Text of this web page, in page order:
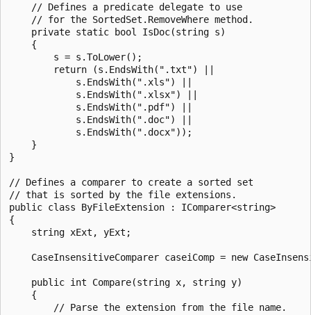
    // Defines a predicate delegate to use
    // for the SortedSet.RemoveWhere method.
    private static bool IsDoc(string s)
    {
        s = s.ToLower();
        return (s.EndsWith(".txt") ||
            s.EndsWith(".xls") ||
            s.EndsWith(".xlsx") ||
            s.EndsWith(".pdf") ||
            s.EndsWith(".doc") ||
            s.EndsWith(".docx"));
    }
}
// Defines a comparer to create a sorted set
// that is sorted by the file extensions.
public class ByFileExtension : IComparer<string>
{
    string xExt, yExt;
CaseInsensitiveComparer caseiComp = new
    public int Compare(string x, string y)
    {
        // Parse the extension from the file name.